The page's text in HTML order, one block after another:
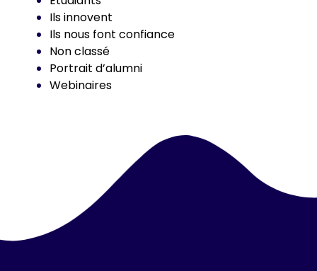
Ils innovent
Ils nous font confiance
Non classé
Portrait d’alumni
Webinaires